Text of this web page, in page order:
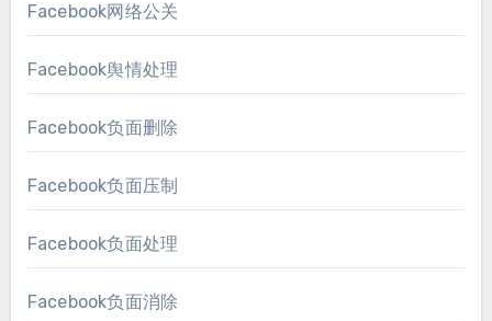
Facebook网络公关
Facebook舆情处理
Facebook负面删除
Facebook负面压制
Facebook负面处理
Facebook负面消除